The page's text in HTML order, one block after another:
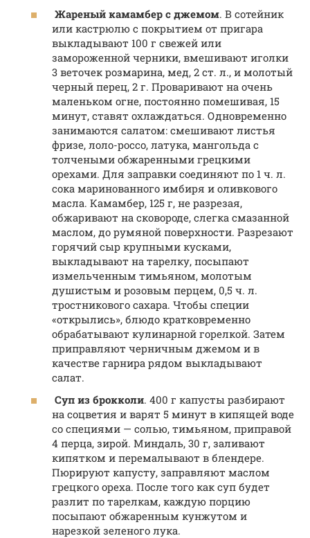
Жареный камамбер с джемом. В сотейник
или кастрюлю с покрытием от пригара
выкладывают 100 г свежей или
замороженной черники, вмешивают иголки
3 веточек розмарина, мед, 2 ст. л., и молотый
черный перец, 2 г. Проваривают на очень
маленьком огне, постоянно помешивая, 15
минут, ставят охлаждаться. Одновременно
занимаются салатом: смешивают листья
фризе, лоло-россо, латука, мангольда с
толчеными обжаренными грецкими
орехами. Для заправки соединяют по 1 ч. л.
сока маринованного имбиря и оливкового
масла. Камамбер, 125 г, не разрезая,
обжаривают на сковороде, слегка смазанной
маслом, до румяной поверхности. Разрезают
горячий сыр крупными кусками,
выкладывают на тарелку, посыпают
измельченным тимьяном, молотым
душистым и розовым перцем, 0,5 ч. л.
тростникового сахара. Чтобы специи
«открылись», блюдо кратковременно
обрабатывают кулинарной горелкой. Затем
приправляют черничным джемом и в
качестве гарнира рядом выкладывают
салат.
Суп из брокколи. 400 г капусты разбирают
на соцветия и варят 5 минут в кипящей воде
со специями — солью, тимьяном, приправой
4 перца, зирой. Миндаль, 30 г, заливают
кипятком и перемалывают в блендере.
Пюрируют капусту, заправляют маслом
грецкого ореха. После того как суп будет
разлит по тарелкам, каждую порцию
посыпают обжаренным кунжутом и
нарезкой зеленого лука.